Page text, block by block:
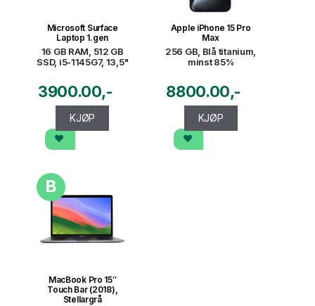
Microsoft Surface
Laptop 1.gen
16 GB RAM, 512 GB
SSD, i5-1145G7, 13,5"
3900.00
KJØP
Apple iPhone 15 Pro
Max
256 GB, Blå titanium,
minst 85%
8800.00
KJØP
B
MacBook Pro 15″
Touch Bar (2018),
Stellargrå